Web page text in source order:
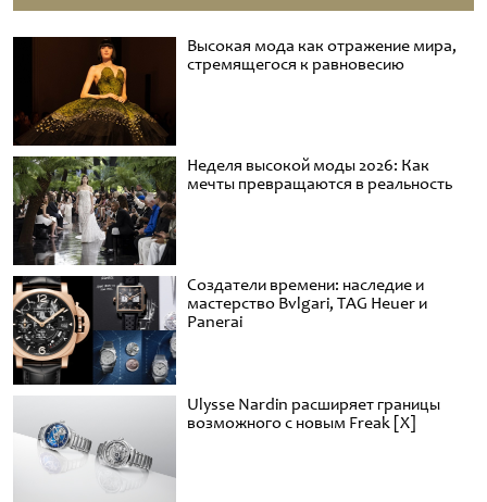
Высокая мода как отражение мира,
стремящегося к равновесию
Неделя высокой моды 2026: Как
мечты превращаются в реальность
Создатели времени: наследие и
мастерство Bvlgari, TAG Heuer и
Panerai
Ulysse Nardin расширяет границы
возможного с новым Freak [X]